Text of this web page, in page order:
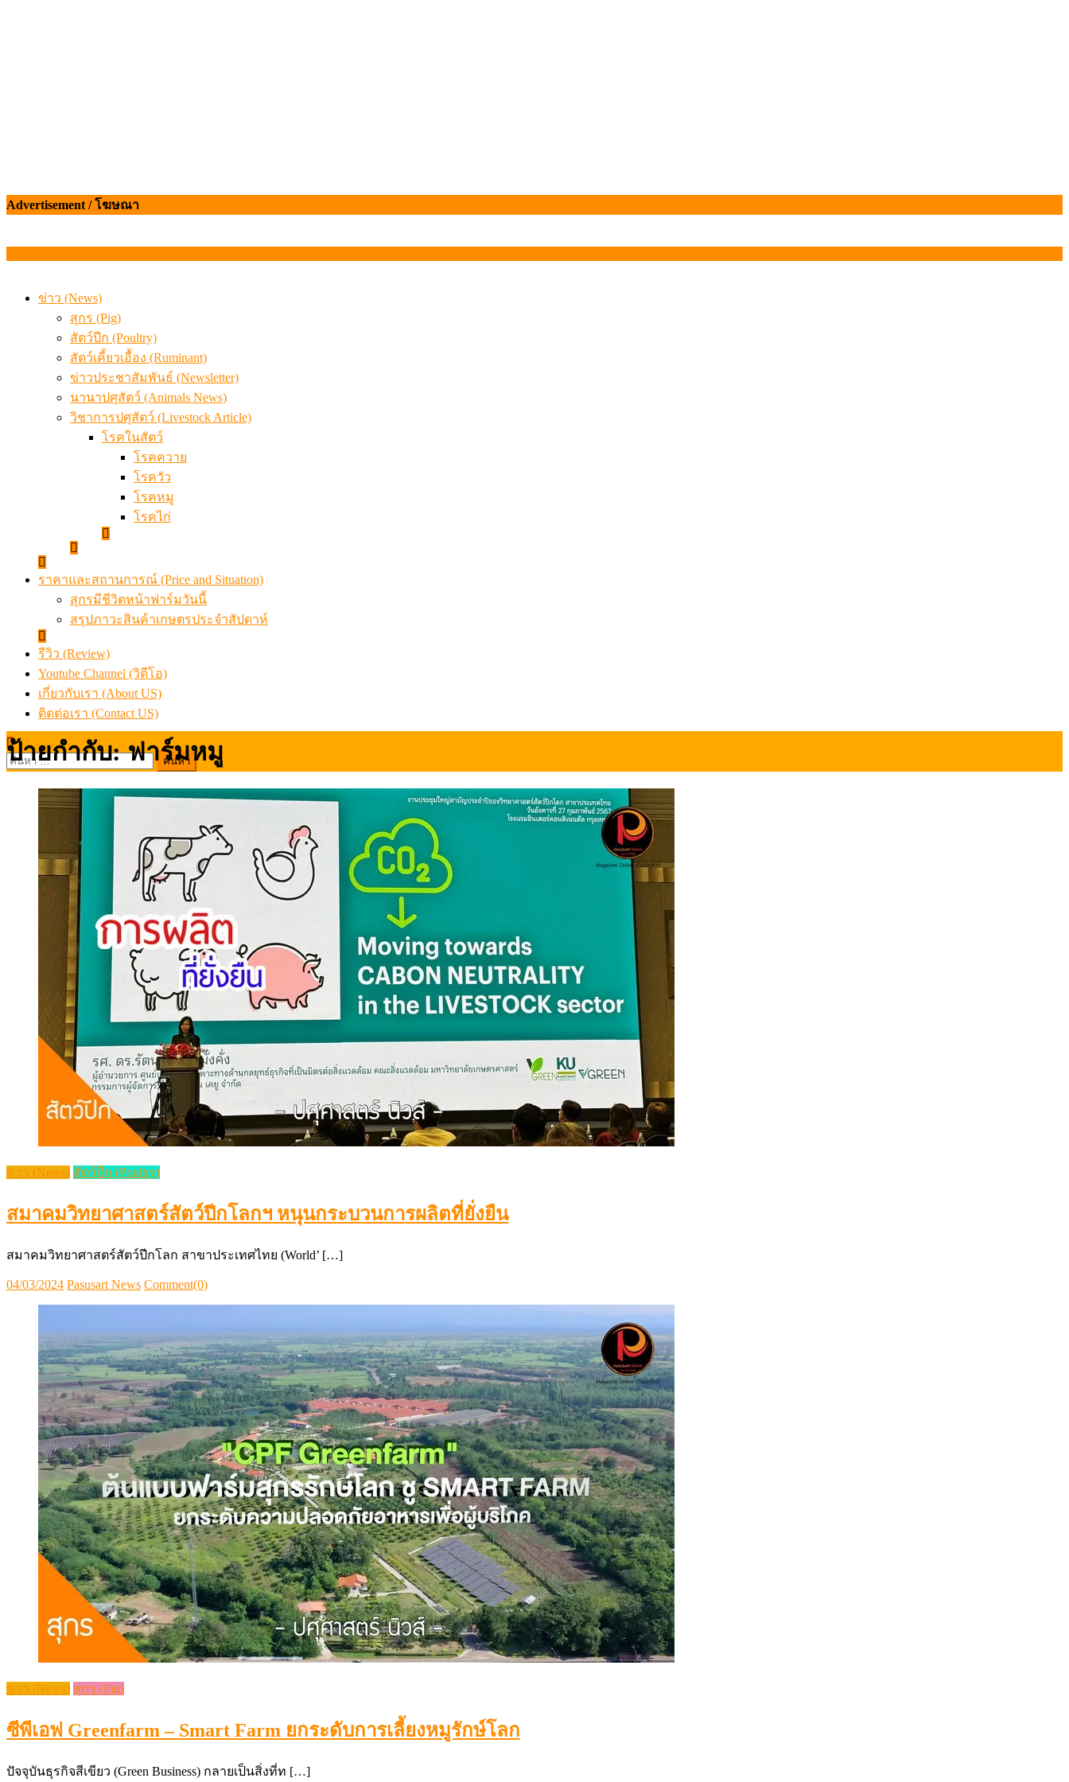
Advertisement / โฆษณา
ข่าว (News)
สุกร (Pig)
สัตว์ปีก (Poultry)
สัตว์เคี้ยวเอื้อง (Ruminant)
ข่าวประชาสัมพันธ์ (Newsletter)
นานาปศุสัตว์ (Animals News)
วิชาการปศุสัตว์ (Livestock Article)
โรคในสัตว์
โรคควาย
โรควัว
โรคหมู
โรคไก่
ราคาและสถานการณ์ (Price and Situation)
สุกรมีชีวิตหน้าฟาร์มวันนี้
สรุปภาวะสินค้าเกษตรประจำสัปดาห์
รีวิว (Review)
Youtube Channel (วิดีโอ)
เกี่ยวกับเรา (About US)
ติดต่อเรา (Contact US)
ค้นหา
ป้ายกำกับ:ฟาร์มหมู
ข่าว (News) สัตว์ปีก (Poultry)
สมาคมวิทยาศาสตร์สัตว์ปีกโลกฯ หนุนกระบวนการผลิตที่ยั่งยืน
สมาคมวิทยาศาสตร์สัตว์ปีกโลก สาขาประเทศไทย (World’ […]
Posted
04/03/2024 Author
Pasusart News Comment(0)
ข่าว (News) สุกร (Pig)
ซีพีเอฟ Greenfarm – Smart Farm ยกระดับการเลี้ยงหมูรักษ์โลก
ปัจจุบันธุรกิจสีเขียว (Green Business) กลายเป็นสิ่งที่ท […]